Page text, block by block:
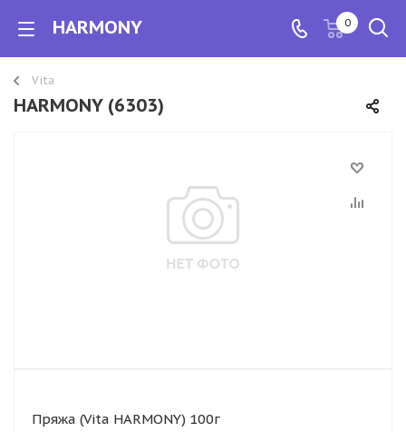
HARMONY 0
Vita
HARMONY (6303)
Пряжа (Vita HARMONY) 100г